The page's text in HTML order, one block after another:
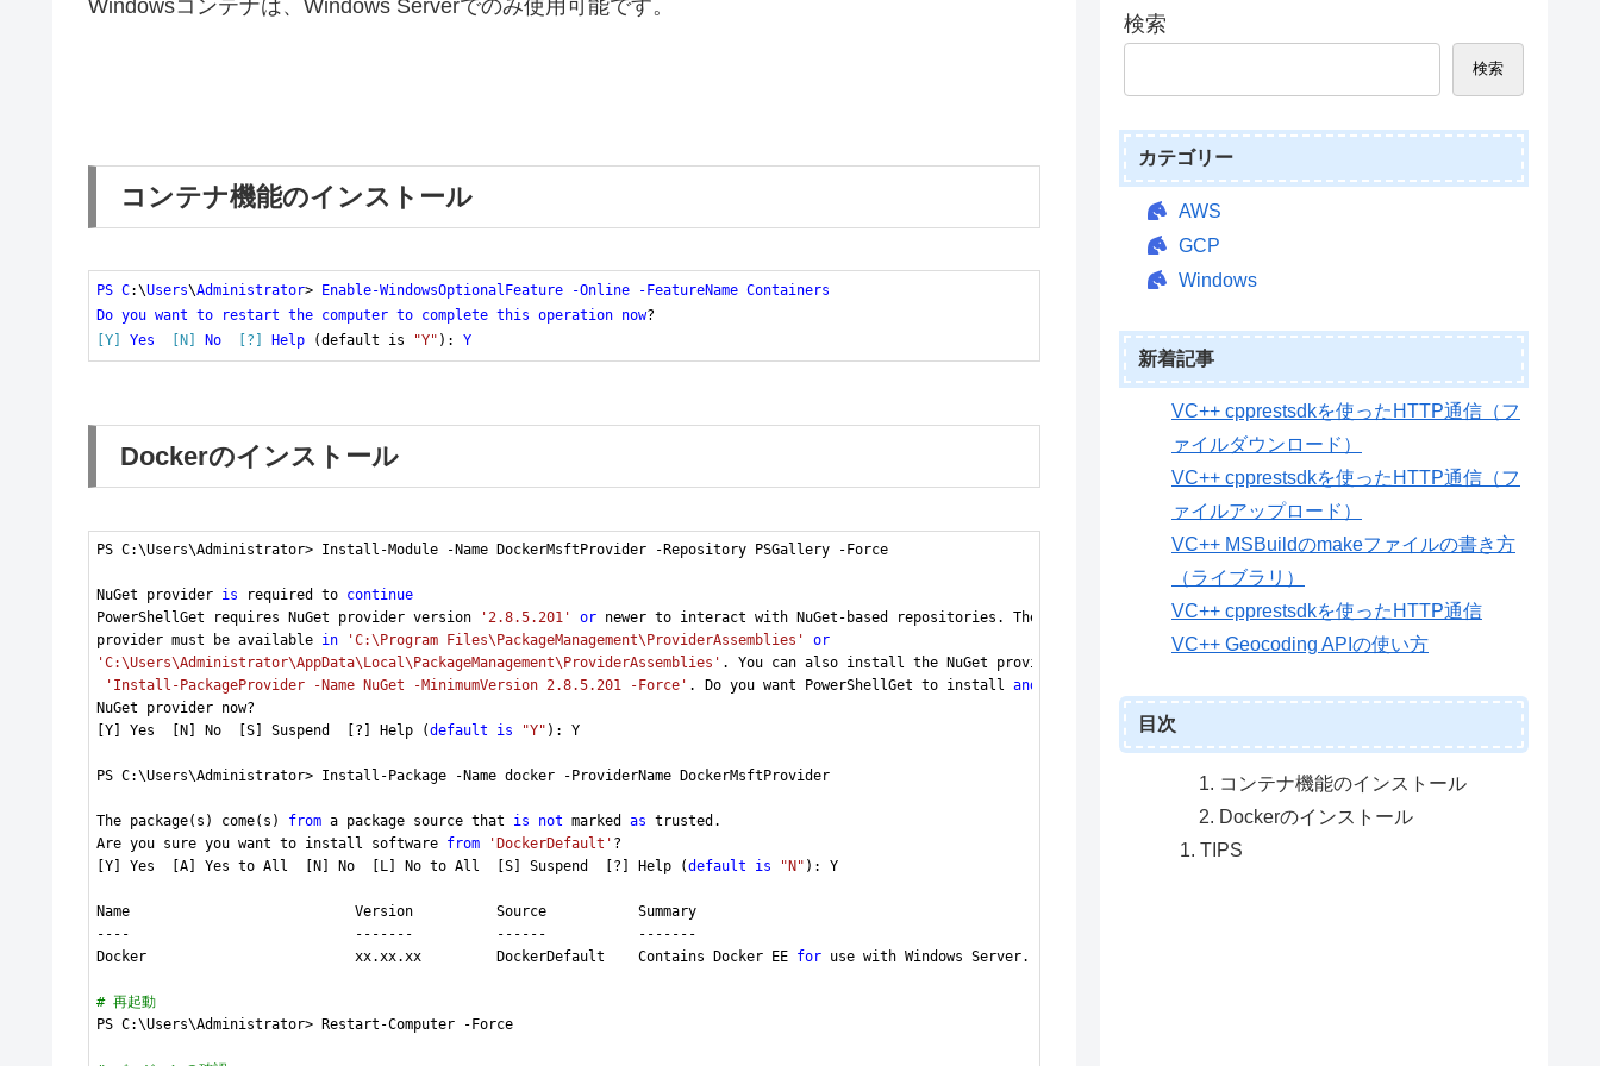
Windowsコンテナは、Windows Serverでのみ使用可能です。
コンテナ機能のインストール
PS C:\Users\Administrator> Enable-WindowsOptionalFeature -Online -FeatureName Containers
Do you want to restart the computer to complete this operation now
[Y]
Yes [N] No [?] Help (default is "Y" ): Y
Dockerのインストール
PS C:\Users\Administrator> Install-Module -Name DockerMsftProvider -Repository PSGallery -Force
NuGet provider is required to continue
PowerShellGet requires NuGet provider version
'2.8.5.201' or newer to interact with NuGet-based repositories. The NuGet
provider must be available in 'C:\Program Files\PackageManagement\ProviderAssemblies'
or
'C:\Users\Administrator\AppData\Local\PackageManagement\ProviderAssemblies' . You can also install the NuGet provider
'Install-PackageProvider -Name NuGet -MinimumVersion 2.8.5.201 -Force' . Do you want PowerShellGet to install and
NuGet provider now?
[Y] Yes  [N] No  [S] Suspend  [?] Help (default is "Y" ): Y
PS C:\Users\Administrator> Install-Package -Name docker -ProviderName DockerMsftProvider
The package(s) come(s) from a package source that is not marked as trusted.
Are you sure you want to install software from 'DockerDefault' ?
[Y] Yes  [A] Yes to All  [N] No  [L] No to All  [S] Suspend  [?] Help (default is "N" ): Y
Name                           Version          Source           Summary
----                           -------          ------           -------
Docker                         xx.xx.xx         DockerDefault    Contains Docker EE for use with Windows Server.
# 再起動
PS C:\Users\Administrator> Restart-Computer -Force
検索
検索
カテゴリー
AWS
GCP
Windows
新着記事
VC++ cpprestsdkを使ったHTTP通信（フ
ァイルダウンロード）
VC++ cpprestsdkを使ったHTTP通信（フ
ァイルアップロード）
VC++ MSBuildのmakeファイルの書き方
（ライブラリ）
VC++ cpprestsdkを使ったHTTP通信
VC++ Geocoding APIの使い方
目次
コンテナ機能のインストール
Dockerのインストール
TIPS